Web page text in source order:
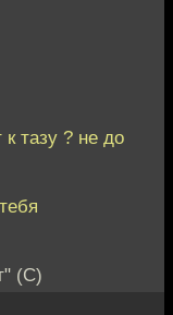
тазу ? не до
(С)